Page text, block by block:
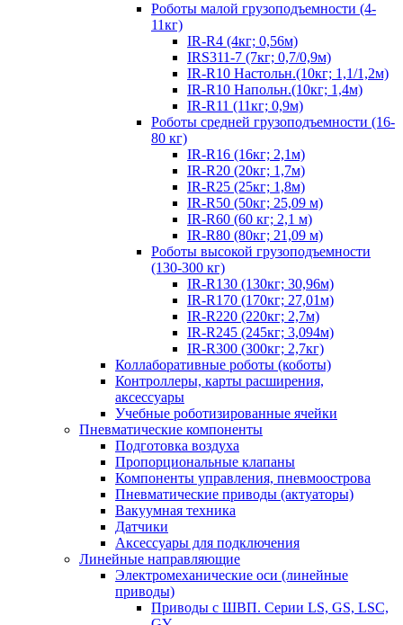
Роботы малой грузоподъемности (4-
11кг)
IR-R4 (4кг; 0,56м)
IRS311-7 (7кг; 0,7/0,9м)
IR-R10 Настольн.(10кг; 1,1/1,2м)
IR-R10 Напольн.(10кг; 1,4м)
IR-R11 (11кг; 0,9м)
Роботы средней грузоподъемности (16-
80 кг)
IR-R16 (16кг; 2,1м)
IR-R20 (20кг; 1,7м)
IR-R25 (25кг; 1,8м)
IR-R50 (50кг; 25,09 м)
IR-R60 (60 кг; 2,1 м)
IR-R80 (80кг; 21,09 м)
Роботы высокой грузоподъемности
(130-300 кг)
IR-R130 (130кг; 30,96м)
IR-R170 (170кг; 27,01м)
IR-R220 (220кг; 2,7м)
IR-R245 (245кг; 3,094м)
IR-R300 (300кг; 2,7кг)
Коллаборативные роботы (коботы)
Контроллеры, карты расширения,
аксессуары
Учебные роботизированные ячейки
Пневматические компоненты
Подготовка воздуха
Пропорциональные клапаны
Компоненты управления, пневмоострова
Пневматические приводы (актуаторы)
Вакуумная техника
Датчики
Аксессуары для подключения
Линейные направляющие
Электромеханические оси (линейные
приводы)
Приводы с ШВП. Серии LS, GS, LSC,